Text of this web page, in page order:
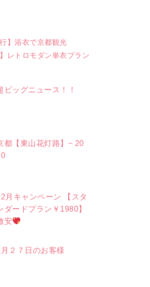
行】浴衣で京都観光
】レトロモダン単衣プラン
ビッグニュース！！
都【東山花灯路】− 20
月キャンペーン 【スタ
ダードプラン￥1980】
安
２７日のお客様